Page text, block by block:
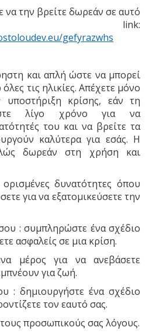
να την βρείτε δωρεάν σε αυτό
gefyrazwhs
και απλή ώστε να μπορεί
τις ηλικίες. Απέχετε μόνο
κρίσης, εάν τη
λίγο χρόνο για να
του και να βρείτε τα
καλύτερα για εσάς. Η
δωρεάν στη χρήση και
δυνατότητες όπου
για να εξατομικεύσετε την
: συμπληρώστε ένα σχέδιο
ασφαλείς σε μια κρίση.
μέρος για να ανεβάσετε
για ζωή.
: δημιουργήστε ένα σχέδιο
τον εαυτό σας.
προσωπικούς σας λόγους.